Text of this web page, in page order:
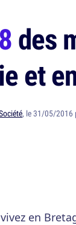
des
et
, le 31/05/2016
en